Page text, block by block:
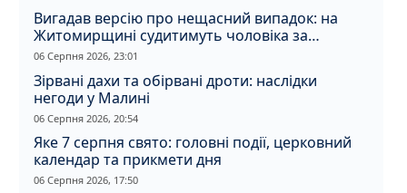
Вигадав версію про нещасний випадок: на
Житомирщині судитимуть чоловіка за
вбивство співмешканки
06 Серпня 2026, 23:01
Зірвані дахи та обірвані дроти: наслідки
негоди у Малині
06 Серпня 2026, 20:54
Яке 7 серпня свято: головні події, церковний
календар та прикмети дня
06 Серпня 2026, 17:50